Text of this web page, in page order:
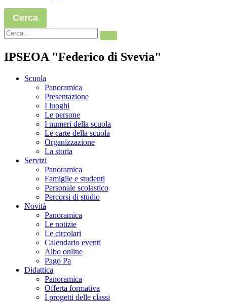
Cerca
IPSEOA "Federico di Svevia"
Scuola
Panoramica
Presentazione
I luoghi
Le persone
I numeri della scuola
Le carte della scuola
Organizzazione
La storia
Servizi
Panoramica
Famiglie e studenti
Personale scolastico
Percorsi di studio
Novità
Panoramica
Le notizie
Le circolari
Calendario eventi
Albo online
Pago Pa
Didattica
Panoramica
Offerta formativa
I progetti delle classi